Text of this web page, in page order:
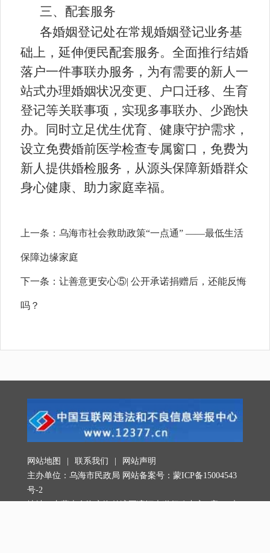
三、配套服务
各婚姻登记处在常规婚姻登记业务基
础上，延伸便民配套服务。全面推行结婚
落户一件事联办服务，为有需要的新人一
站式办理婚姻状况变更、户口迁移、生育
登记等关联事项，实现多事联办、少跑快
办。同时立足优生优育、健康守护需求，
设立免费婚前医学检查专属窗口，免费为
新人提供婚检服务，从源头保障新婚群众
身心健康、助力家庭幸福。
上一条： 乌海市社会救助政策“一点通” ——最低生活
保障边缘家庭
下一条： 让善意更安心⑤| 公开承诺捐赠后，还能反悔
吗？
网站地图 | 联系我们 |
网站声明
主办单位：乌海市民政局 网站备案号： 蒙ICP备15004543
号-2
地址：内蒙古乌海市海勃湾区滨河大道行政中心B座413办